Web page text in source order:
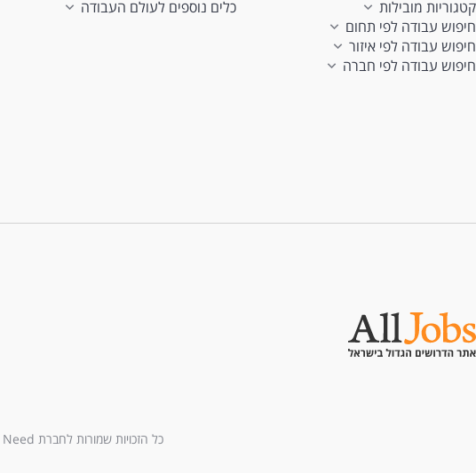
קטגוריות מובילות
חיפוש עבודה לפי תחום
חיפוש עבודה לפי איזור
חיפוש עבודה לפי חברה
כלים נוספים לעולם העבודה
כל הזכויות שמורות לחברת All U Need בע"מ - בני ברמן 2, מגדל עיר ימים, נתניה 4249330 מקבוצת